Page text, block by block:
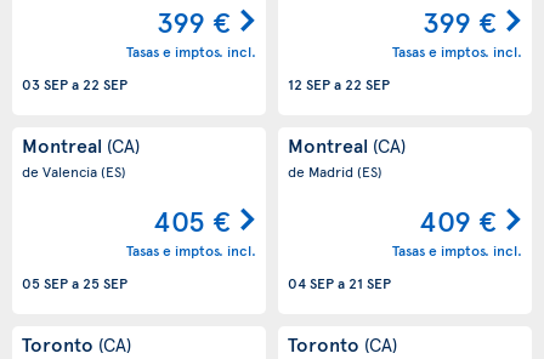
399 €
Tasas e imptos. incl.
03 SEPa22 SEP
399 €
Tasas e imptos. incl.
12 SEPa22 SEP
Montreal (CA)
de Valencia(ES)
405 €
Tasas e imptos. incl.
05 SEPa25 SEP
Montreal (CA)
de Madrid(ES)
409 €
Tasas e imptos. incl.
04 SEPa21 SEP
Toronto (CA) Toronto (CA)